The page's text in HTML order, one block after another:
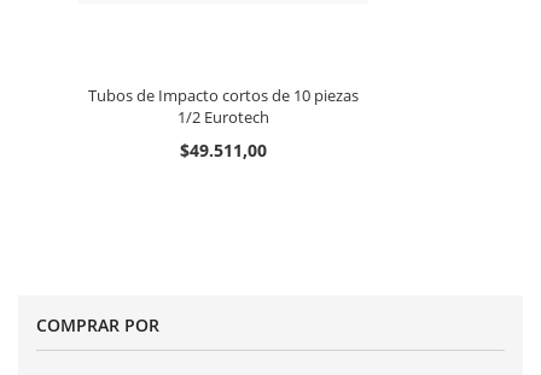
Tubos de Impacto cortos de 10 piezas
1/2 Eurotech
$49.511,00
COMPRAR POR